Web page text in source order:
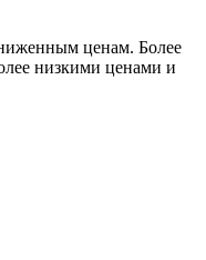
ценам. Более
низкими ценами и